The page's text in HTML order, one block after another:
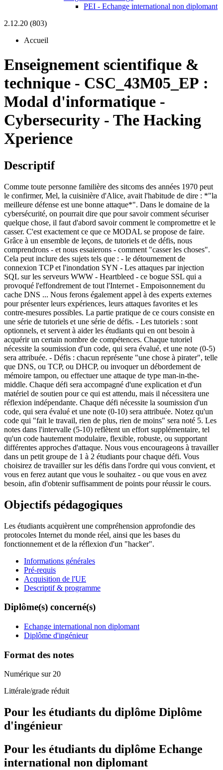
PEI - Echange international non diplomant
2.12.20 (803)
Accueil
Enseignement scientifique &
technique - CSC_43M05_EP :
Modal d'informatique -
Cybersecurity - The Hacking
Xperience
Descriptif
Comme toute personne familière des sitcoms des années 1970 peut
le confirmer, Mel, la cuisinière d'Alice, avait l'habitude de dire : *"la
meilleure défense est une bonne attaque*". Dans le domaine de la
cybersécurité, on pourrait dire que pour savoir comment sécuriser
quelque chose, il faut d'abord savoir comment le compromettre et le
casser. C'est exactement ce que ce MODAL se propose de faire.
Grâce à un ensemble de leçons, de tutoriels et de défis, nous
comprendrons - et nous essaierons - comment "casser les choses".
Cela peut inclure des sujets tels que : - le détournement de
connexion TCP et l'inondation SYN - Les attaques par injection
SQL sur les serveurs WWW - Heartbleed - ce bogue SSL qui a
provoqué l'effondrement de tout l'Internet - Empoisonnement du
cache DNS ... Nous ferons également appel à des experts externes
pour présenter leurs expériences, leurs attaques favorites et les
contre-mesures possibles. La partie pratique de ce cours consiste en
une série de tutoriels et une série de défis. - Les tutoriels : sont
optionnels, et servent à aider les étudiants qui en ont besoin à
acquérir un certain nombre de compétences. Chaque tutoriel
nécessite la soumission d'un code, qui sera évalué, et une note (0-5)
sera attribuée. - Défis : chacun représente "une chose à pirater", telle
que DNS, ou TCP, ou DHCP, ou invoquer un débordement de
mémoire tampon, ou effectuer une attaque de type man-in-the-
middle. Chaque défi sera accompagné d'une explication et d'un
matériel de soutien pour ce qui est attendu, mais il nécessitera une
réflexion indépendante. Chaque défi nécessite la soumission d'un
code, qui sera évalué et une note (0-10) sera attribuée. Notez qu'un
code qui "fait le travail, rien de plus, rien de moins" sera noté 5. Les
notes dans l'intervalle (5-10) reflètent un effort supplémentaire, tel
qu'un code hautement modulaire, flexible, robuste, ou supportant
différentes approches d'attaque. Nous vous encourageons à travailler
dans un petit groupe de 1 à 2 étudiants pour chaque défi. Vous
choisirez de travailler sur les défis dans l'ordre qui vous convient, et
vous en ferez autant que vous le souhaitez - ou que vous en avez
besoin, afin d'obtenir suffisamment de points pour réussir le cours.
Objectifs pédagogiques
Les étudiants acquièrent une compréhension approfondie des
protocoles Internet du monde réel, ainsi que les bases du
fonctionnement et de la réflexion d'un "hacker".
Informations générales
Pré-requis
Acquisition de l'UE
Descriptif & programme
Diplôme(s) concerné(s)
Echange international non diplomant
Diplôme d'ingénieur
Format des notes
Numérique sur 20
Littérale/grade réduit
Pour les étudiants du diplôme Diplôme
d'ingénieur
Pour les étudiants du diplôme Echange
international non diplomant